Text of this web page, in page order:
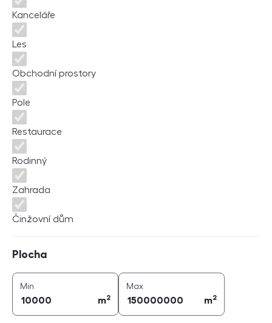
Kanceláře
Les
Obchodní prostory
Pole
Restaurace
Rodinný
Zahrada
Činžovní dům
Plocha
Min
m2
Maxplocha (
m2